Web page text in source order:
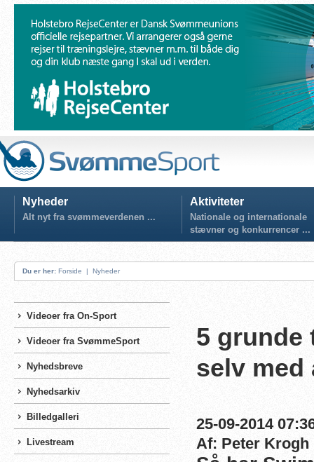
Nyheder
Alt nyt fra svømmeverdenen ...
Aktiviteter
Nationale og internationale
stævner og konkurrencer ...
Du er her: Forside | Nyheder
Videoer fra On-Sport
Videoer fra SvømmeSport
Nyhedsbreve
Nyhedsarkiv
Billedgalleri
Livestream
5 grunde
selv med
25-09-2014
Af: Peter Krogh